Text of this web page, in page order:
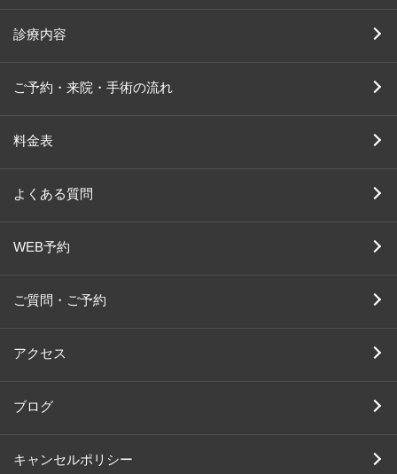
診療内容
ご予約・来院・手術の流れ
料金表
よくある質問
WEB予約
ご質問・ご予約
アクセス
ブログ
キャンセルポリシー